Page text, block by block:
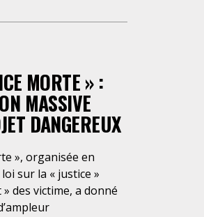
« réarmer la France »,
de sécurité
de loi), afin de
de guerre… sans
tant à la
règles de droit
état d’alerte en
qu’il estimerait
ou en vertu
la France à
MORTE » :
MASSIVE
DANGEREUX
», organisée en
sur la « justice »
des victime, a donné